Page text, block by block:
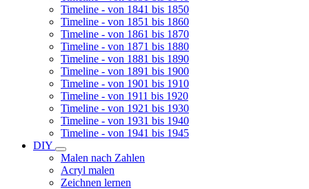
Timeline - von 1841 bis 1850
Timeline - von 1851 bis 1860
Timeline - von 1861 bis 1870
Timeline - von 1871 bis 1880
Timeline - von 1881 bis 1890
Timeline - von 1891 bis 1900
Timeline - von 1901 bis 1910
Timeline - von 1911 bis 1920
Timeline - von 1921 bis 1930
Timeline - von 1931 bis 1940
Timeline - von 1941 bis 1945
DIY
Unternavigation
von
DIY
Malen nach Zahlen
Acryl malen
Zeichnen lernen